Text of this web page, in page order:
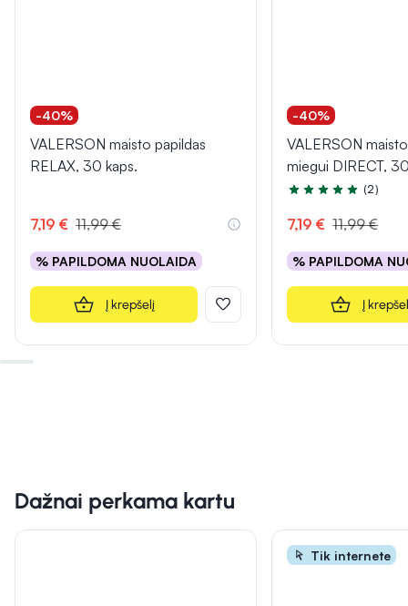
-40%
VALERSON maisto papildas
RELAX, 30 kaps.
7,19 € 11,99 €
% PAPILDOMA NUOLAIDA
Į krepšelį
-40%
VALERSON
miegui DIRECT,
Įvertinimas 5.0 iš 5
(2)
7,19 € 11,99 €
% PAPILDOMA
Į
Dažnai perkama kartu
Tik internete